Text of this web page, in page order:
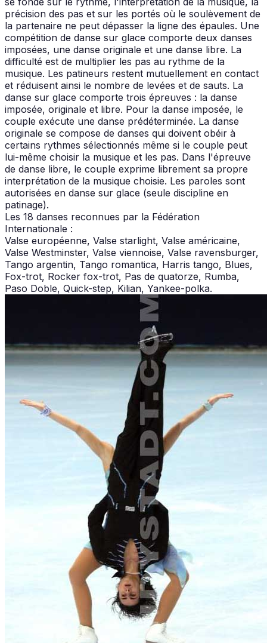
précision des pas et sur les portés où le soulèvement de
la partenaire ne peut dépasser la ligne des épaules. Une
compétition de danse sur glace comporte deux danses
imposées, une danse originale et une danse libre. La
difficulté est de multiplier les pas au rythme de la
musique. Les patineurs restent mutuellement en contact
et réduisent ainsi le nombre de levées et de sauts. La
danse sur glace comporte trois épreuves : la danse
imposée, originale et libre. Pour la danse imposée, le
couple exécute une danse prédéterminée. La danse
originale se compose de danses qui doivent obéir à
certains rythmes sélectionnés même si le couple peut
lui-même choisir la musique et les pas. Dans l'épreuve
de danse libre, le couple exprime librement sa propre
interprétation de la musique choisie. Les paroles sont
autorisées en danse sur glace (seule discipline en
patinage).
Les 18 danses reconnues par la Fédération
Internationale :
Valse européenne, Valse starlight, Valse américaine,
Valse Westminster, Valse viennoise, Valse ravensburger,
Tango argentin, Tango romantica, Harris tango, Blues,
Fox-trot, Rocker fox-trot, Pas de quatorze, Rumba,
Paso Doble, Quick-step, Kilian, Yankee-polka.